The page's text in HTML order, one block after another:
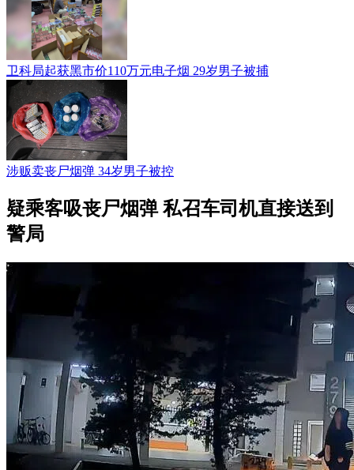
卫科局起获黑市价110万元电子烟 29岁男子被捕
涉贩卖丧尸烟弹 34岁男子被控
疑乘客吸丧尸烟弹 私召车司机直接送到
警局